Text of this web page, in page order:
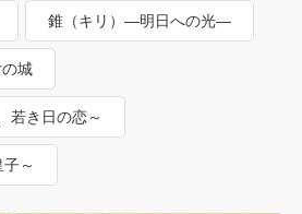
錐（キリ）―明日への光―
城
若き日の恋～
～